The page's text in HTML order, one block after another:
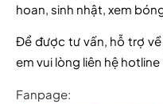
hoan, sinh nhật, xem
Để được tư vấn, hỗ trợ
em vui lòng liên hệ
Fanpage: